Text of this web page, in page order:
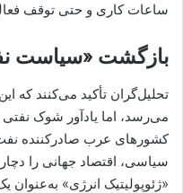
ساعات کاری و حتی توقف
بازگشت «سیاست
تحلیل‌گران تأکید می‌کنند که
کشورهای عرب صادرکننده نفت
سیاسی، اقتصاد جهانی را دچار
«ژئوپولیتیک انرژی» به‌عنوان